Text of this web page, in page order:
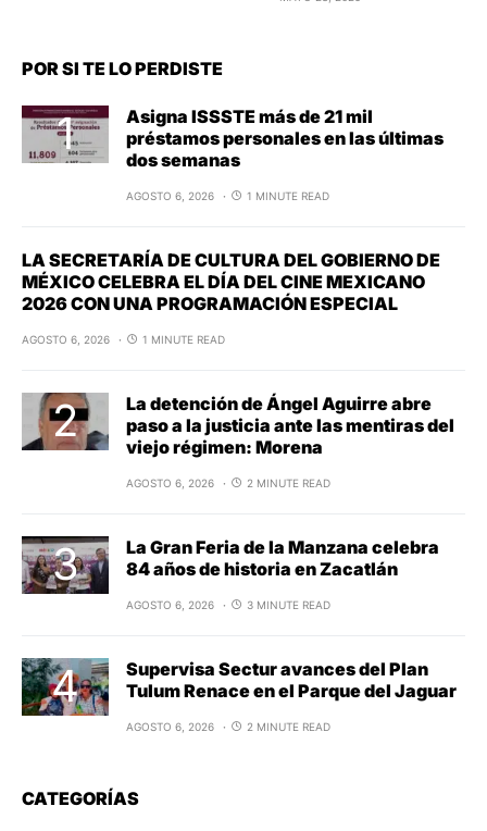
POR SI TE LO PERDISTE
Asigna ISSSTE más de 21 mil
préstamos personales en las últimas
dos semanas
AGOSTO 6, 2026 1 MINUTE READ
LA SECRETARÍA DE CULTURA DEL GOBIERNO DE
MÉXICO CELEBRA EL DÍA DEL CINE MEXICANO
2026 CON UNA PROGRAMACIÓN ESPECIAL
AGOSTO 6, 2026 1 MINUTE READ
La detención de Ángel Aguirre abre
paso a la justicia ante las mentiras del
viejo régimen: Morena
AGOSTO 6, 2026 2 MINUTE READ
La Gran Feria de la Manzana celebra
84 años de historia en Zacatlán
AGOSTO 6, 2026 3 MINUTE READ
Supervisa Sectur avances del Plan
Tulum Renace en el Parque del Jaguar
AGOSTO 6, 2026 2 MINUTE READ
CATEGORÍAS